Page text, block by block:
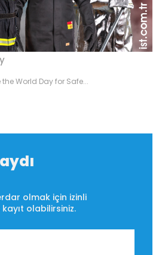
World Day for Safe...
olmak için izinli
olabilirsiniz.